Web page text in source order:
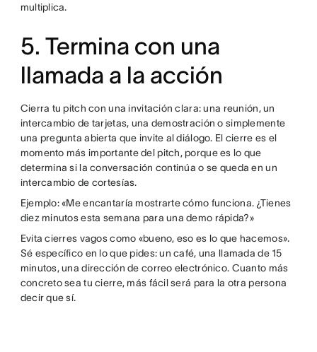
multiplica.
5. Termina con una
llamada a la acción
Cierra tu pitch con una invitación clara: una reunión, un
intercambio de tarjetas, una demostración o simplemente
una pregunta abierta que invite al diálogo. El cierre es el
momento más importante del pitch, porque es lo que
determina si la conversación continúa o se queda en un
intercambio de cortesías.
Ejemplo: «Me encantaría mostrarte cómo funciona. ¿Tienes
diez minutos esta semana para una demo rápida?»
Evita cierres vagos como «bueno, eso es lo que hacemos».
Sé específico en lo que pides: un café, una llamada de 15
minutos, una dirección de correo electrónico. Cuanto más
concreto sea tu cierre, más fácil será para la otra persona
decir que sí.